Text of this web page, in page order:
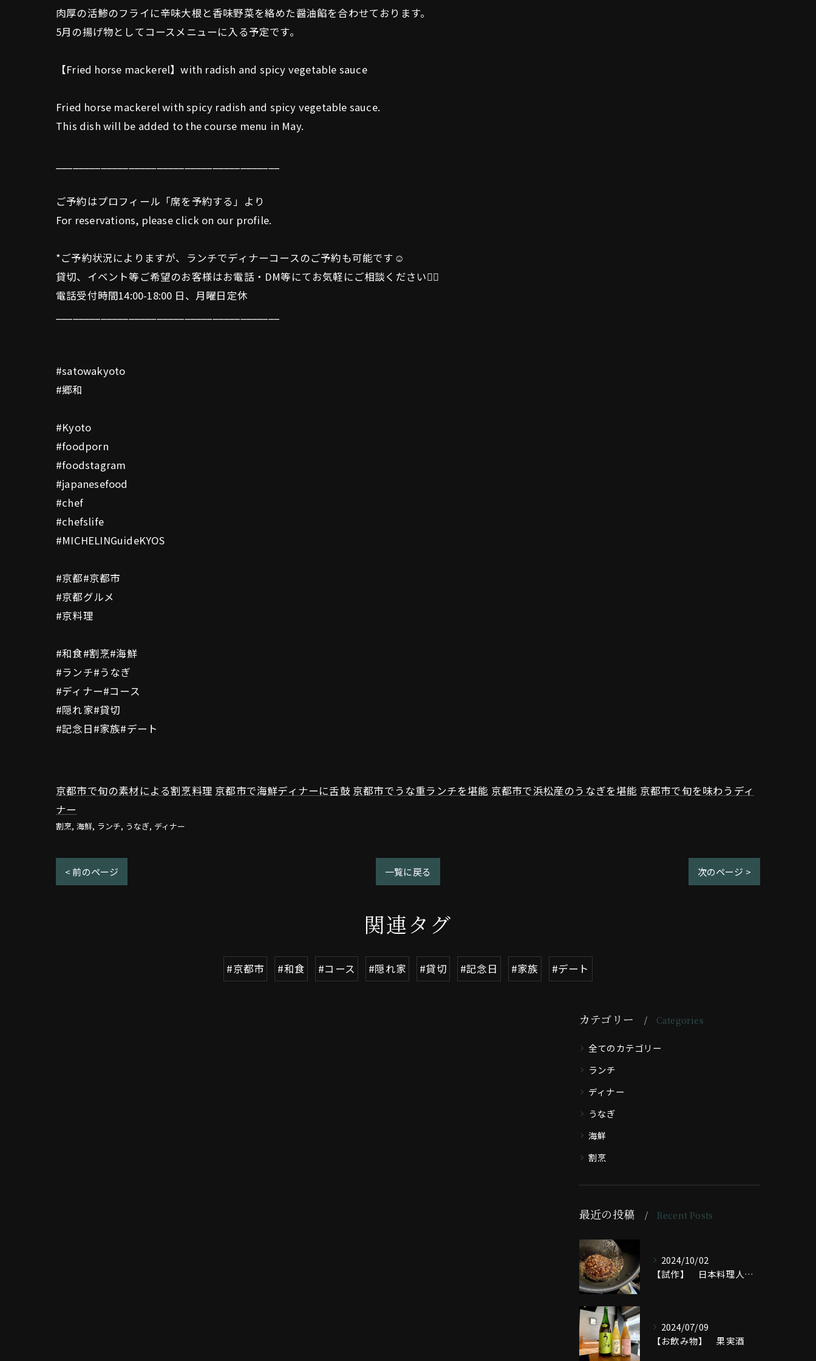
肉厚の活鯵のフライに辛味大根と香味野菜を絡めた醤油餡を合わせております。
5月の揚げ物としてコースメニューに入る予定です。
【Fried horse mackerel】with radish and spicy vegetable sauce
Fried horse mackerel with spicy radish and spicy vegetable sauce.
This dish will be added to the course menu in May.
ご予約はプロフィール「席を予約する」より
For reservations, please click on our profile.
*ご予約状況によりますが、ランチでディナーコースのご予約も可能です☺️
貸切、イベント等ご希望のお客様はお電話・DM等にてお気軽にご相談ください🙇‍♂️
電話受付時間14:00-18:00 日、月曜日定休
#satowakyoto
#郷和
#Kyoto
#foodporn
#foodstagram
#japanesefood
#chef
#chefslife
#MICHELINGuideKYOS
#京都#京都市
#京都グルメ
#京料理
#和食#割烹#海鮮
#ランチ#うなぎ
#ディナー#コース
#隠れ家#貸切
#記念日#家族#デート
京都市で旬の素材による割烹料理 京都市で海鮮ディナーに舌鼓 京都市でうな重ランチを堪能 京都市で浜松産のうなぎを堪能 京都市で旬を味わうディ
ナー
割烹 海鮮 ランチ うなぎ ディナー
< 前のページ 一覧に戻る 次のページ >
関連タグ
#京都市 #和食 #コース #隠れ家 #貸切 #記念日 #家族 #デート
カテゴリー Categories
全てのカテゴリー
ランチ
ディナー
うなぎ
海鮮
割烹
最近の投稿 Recent Posts
2024/10/02
【試作】 日本料理人の家庭料理
2024/07/09
【お飲み物】 果実酒